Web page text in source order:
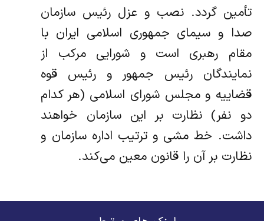
تأمین گردد. نصب و عزل رئیس سازمان
صدا و سیمای جمهوری اسلامی ایران با
مقام رهبری است و شورایی مرکب از
نمایندگان رئیس جمهور و رئیس قوه
قضاییه و مجلس شورای اسلامی (هر کدام
دو نفر) نظارت بر این سازمان خواهند
داشت. خط مشی و ترتیب اداره سازمان و
نظارت بر آن را قانون معین می‌کند.